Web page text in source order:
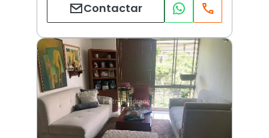
Contactar